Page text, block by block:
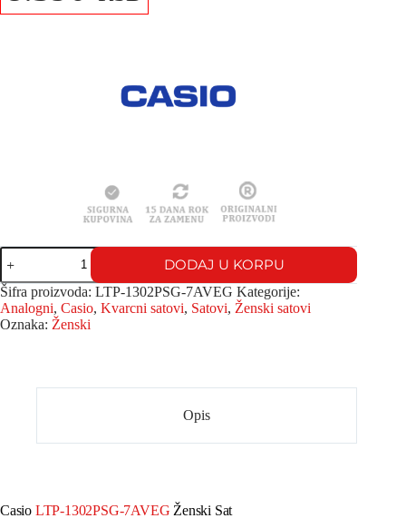
DODAJ U KORPU
Šifra proizvoda: LTP-1302PSG-7AVEG Kategorije:
Analogni, Casio, Kvarcni satovi, Satovi, Ženski satovi
Oznaka: Ženski
Opis
Casio LTP-1302PSG-7AVEG Ženski Sat